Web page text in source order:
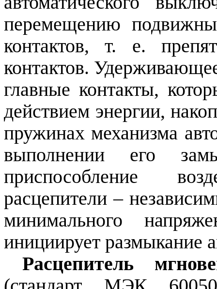
перемещению
контактов, т. е.
контактов.
главные контакты,
действием энергии,
пружинах механизма
выполнении его
приспособление
расцепители –
минимального
инициирует размыкание
Расцепитель